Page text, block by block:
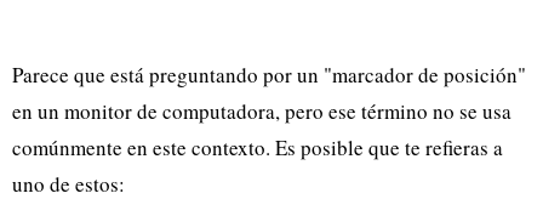
Parece que está preguntando por un "marcador de posición"
en un monitor de computadora, pero ese término no se usa
comúnmente en este contexto. Es posible que te refieras a
uno de estos: